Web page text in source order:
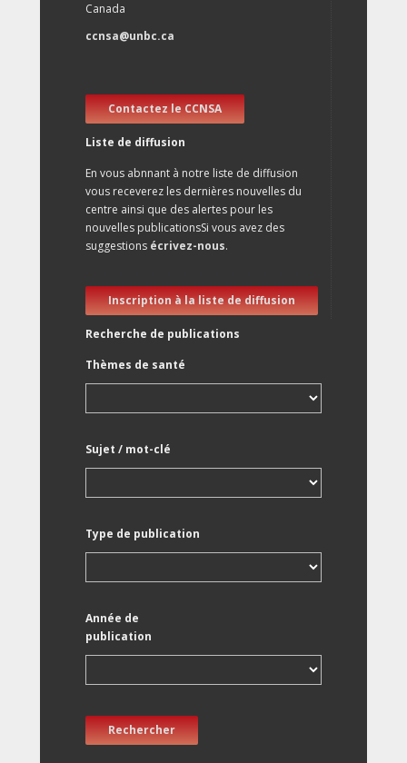
Canada
ccnsa@unbc.ca
Contactez le CCNSA
Liste de diffusion
En vous abnnant à notre liste de diffusion
vous receverez les dernières nouvelles du
centre ainsi que des alertes pour les
nouvelles publicationsSi vous avez des
suggestions écrivez-nous.
Inscription à la liste de diffusion
Recherche de publications
Thèmes de santé
Sujet / mot-clé
Type de publication
Année de
publication
Rechercher